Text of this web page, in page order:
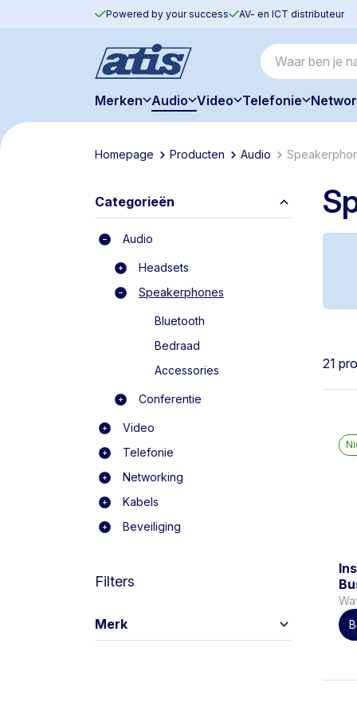
Powered by your success AV- en ICT distributeur
Merken Audio Video Telefonie
Homepage Producten Audio
Categorieën
Audio
Headsets
Speakerphones
Bluetooth
Bedraad
Accessories
Conferentie
Video
Telefonie
Networking
Kabels
Beveiliging
Filters
Merk
21